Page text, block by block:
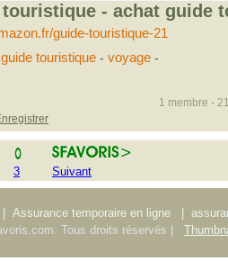
- achat guide
guide-touristique-21
guide touristique- voyage-
1 membre -
3 Suivant
Assurance temporaire en ligne
Tous droits réservés |